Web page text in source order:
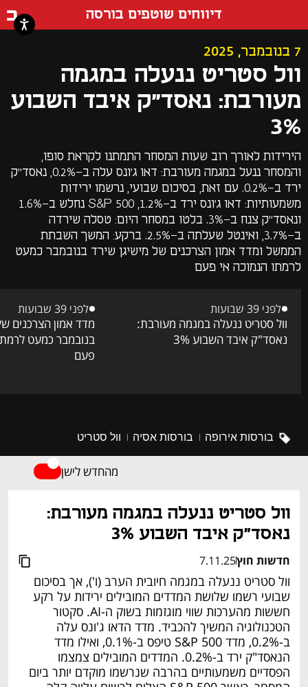
דיווחים שוטפים בורסה
וול סטריט ננעלה במגמה
מעורבת: נאסד"ק איבד השבוע
3%
הירידות לאורך רוב שעות המסחר התמתנו לקראת סופו,
והמסחר ננעל במגמה מעורבת: דאו ג'ונס עלה ב-0.2%, נאסד"ק
ירד ב-0.2%. עם זאת, בסיכום שבועי, נרשמו ירידות
משמעותיות: דאו ג'ונס ירד ב-1.2%, S&P 500 נחלש ב-1.6%
ונאסד"ק צנח ב-3%. בלטו במסחר היום: טסלה שירדה
ב-3.7%, ואינטל שעלתה ב-2.5%. ברקע: המשך השבתת
הממשל ומדד אמון הצרכנים של מישיגן שירד בנובמבר כמעט
לרמתו הנמוכה אי פעם
7 בנובמבר, 2025
לפני 39 שבועות
וול סטריט ננעלה במגמה מעורבת:
נאסד"ק איבד השבוע 3%
לפני 39 שבועות
מדד אמון הצרכנים
בנובמבר כמעט
פעם
בורסות אירופה בורסות אסיה וול סטריט
מהחדש לישן
נאסד"ק איבד השבוע 3%
חדשות חוץ7.11.25
שבועי רשמו שלושת המדדים המובילים ירידות על רקע
חששות מהערכות שווי מוגזמות בשוק ה-AI. סקטור
ב-0.2%, מדד S&P 500 טיפס ב-0.1%, ואילו מדד